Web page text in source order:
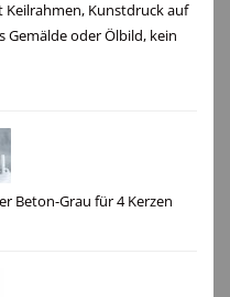
Keilrahmen, Kunstdruck auf
Gemälde oder Ölbild, kein
Beton-Grau für 4 Kerzen